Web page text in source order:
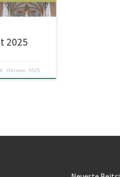
2025
6. Oktober 2025